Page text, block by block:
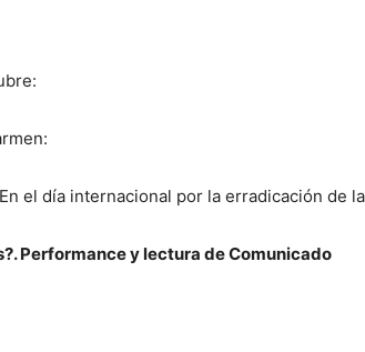
En el día internacional por la erradicación de
Performance y lectura de Comunicado